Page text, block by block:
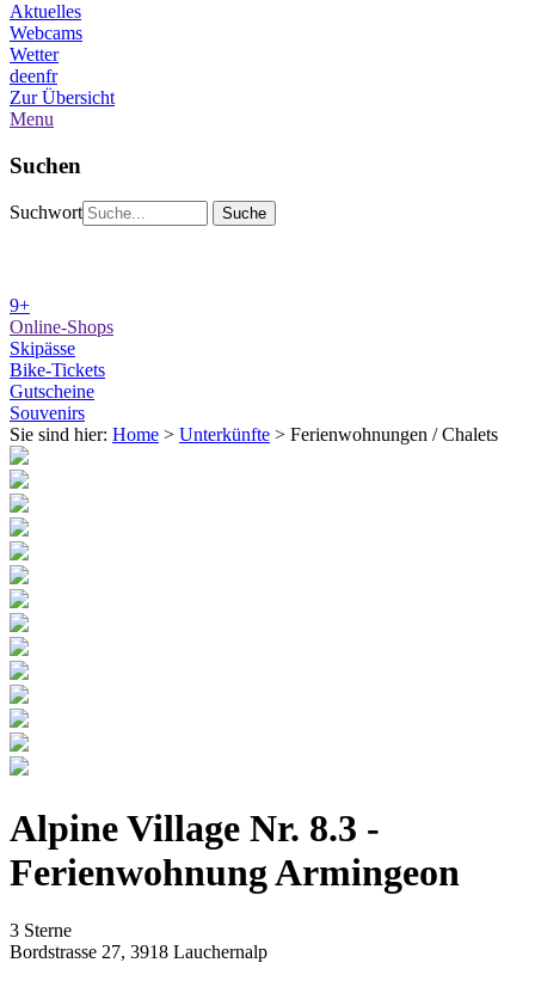
Aktuelles
Webcams
Wetter
deenfr
Zur Übersicht
Menu
Suchen
Suchwort
9+
Online-Shops
Skipässe
Bike-Tickets
Gutscheine
Souvenirs
Sie sind hier: Home > Unterkünfte > Ferienwohnungen / Chalets
Alpine Village Nr. 8.3 -
Ferienwohnung Armingeon
3 Sterne
Bordstrasse 27, 3918 Lauchernalp